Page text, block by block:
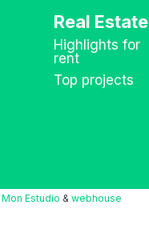
Real Estate
Highlights for
rent
Top projects
Mon Estudio & webhouse